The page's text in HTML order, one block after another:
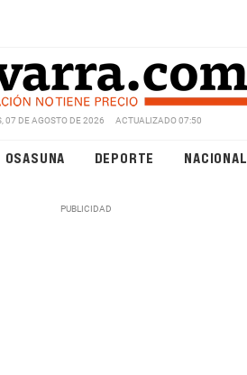
07 DE AGOSTO DE 2026 ACTUALIZADO 07:50
OSASUNA DEPORTE NACIONAL